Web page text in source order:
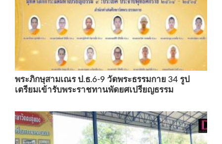
พระภิกษุสามเณร ป.ธ.6-9 วัดพระธรรมกาย 34 รูป
เตรียมเข้ารับพระราชทานพัดยศเปรียญธรรม